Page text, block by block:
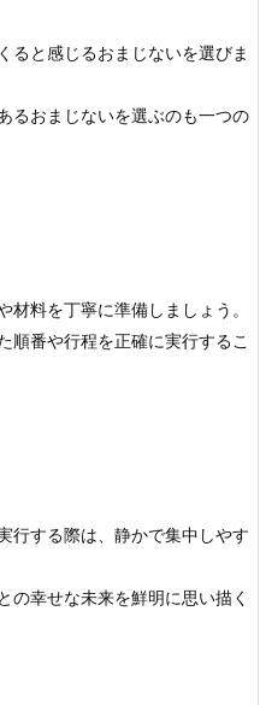
ると感じるおまじないを選びま
るおまじないを選ぶのも一つの
材料を丁寧に準備しましょう。
順番や行程を正確に実行するこ
行する際は、静かで集中しやす
の幸せな未来を鮮明に思い描く